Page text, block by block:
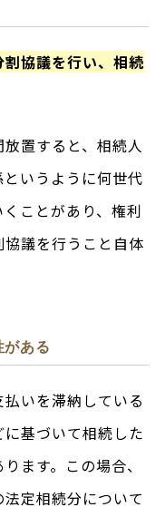
協議を行い、相続
置すると、相続人
いうように何世代
ことがあり、権利
議を行うこと自体
がある
いを滞納している
基づいて相続した
ます。この場合、
定相続分について